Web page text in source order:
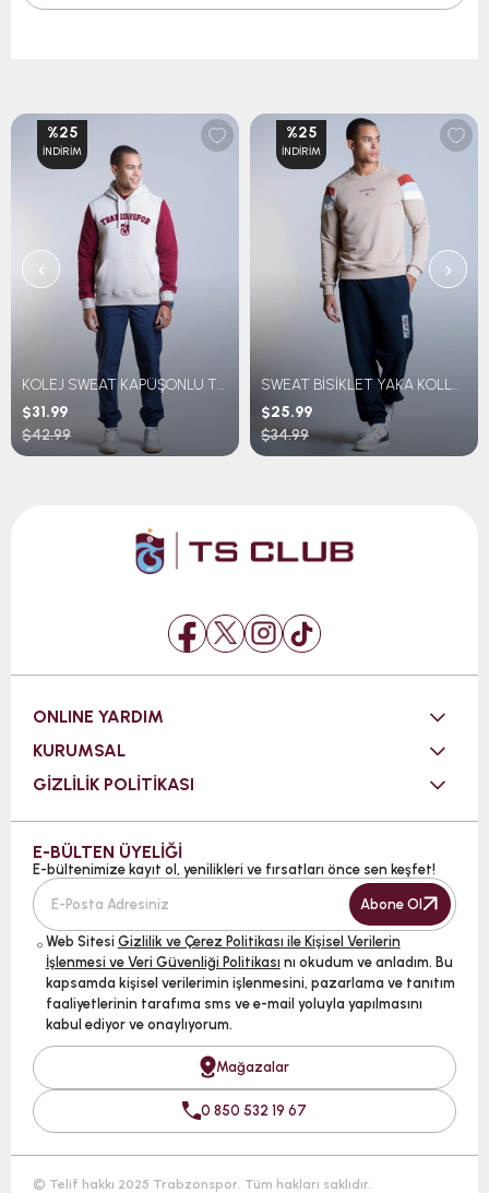
KOLEJ SWEAT KAPÜŞONLU TRABZONSPOR NAKIŞLI
$31.99
$42.99
%25
İNDIRIM
SWEAT BİSİKLET YAKA KOLLARI ÇİZGİLİ
$25.99
$34.99
%25
İNDIRIM
‹ ›
ONLINE YARDIM
KURUMSAL
GİZLİLİK POLİTİKASI
E-BÜLTEN ÜYELİĞİ
E-bültenimize kayıt ol, yenilikleri ve fırsatları önce sen keşfet!
Abone Ol
Web Sitesi Gizlilik ve Çerez Politikası ile Kişisel Verilerin
İşlenmesi ve Veri Güvenliği Politikası nı okudum ve anladım. Bu
kapsamda kişisel verilerimin işlenmesini, pazarlama ve tanıtım
faaliyetlerinin tarafıma sms ve e-mail yoluyla yapılmasını
kabul ediyor ve onaylıyorum.
Mağazalar
0 850 532 19 67
© Telif hakkı 2025 Trabzonspor. Tüm hakları saklıdır.